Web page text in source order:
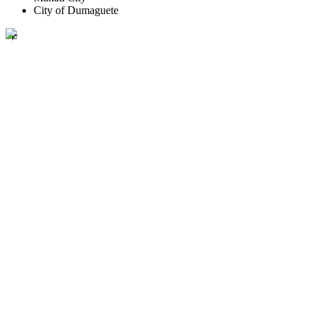
City of Dumaguete